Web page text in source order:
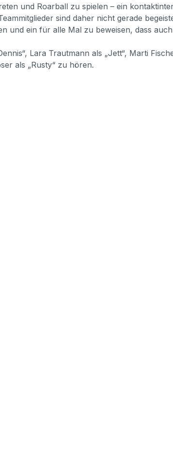
und Roarball zu spielen – ein
sind daher nicht gerade
und ein für alle Mal zu beweisen, dass
Lara Trautmann als „Jett“, Marti
als „Rusty“ zu hören.